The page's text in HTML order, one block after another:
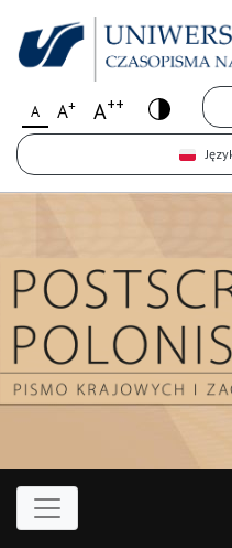
A A+ A++